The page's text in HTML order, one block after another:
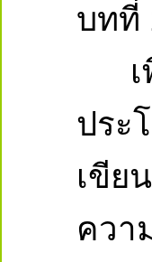
บทที่
เพื่
ประ
เขีย
ควา